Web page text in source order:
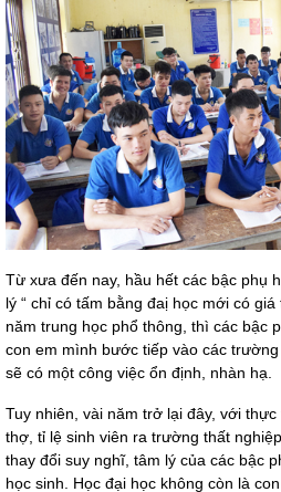
Từ xưa đến nay, hầu hết các bậc phụ
lý “ chỉ có tấm bằng đaị học mới có
năm trung học phổ thông, thì các bậc
con em mình bước tiếp vào các
sẽ có một công việc ổn định, nhàn hạ.
Tuy nhiên, vài năm trở lại đây, với
thợ, tỉ lệ sinh viên ra trường thất
thay đổi suy nghĩ, tâm lý của các bậc
học sinh. Học đại học không còn là